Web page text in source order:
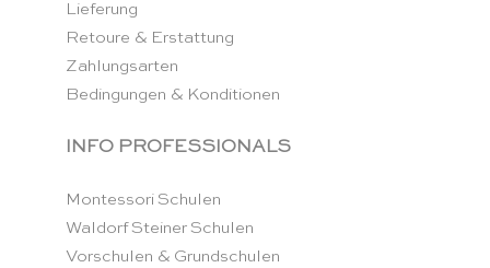
Lieferung
Retoure & Erstattung
Zahlungsarten
Bedingungen & Konditionen
INFO PROFESSIONALS
Montessori Schulen
Waldorf Steiner Schulen
Vorschulen & Grundschulen